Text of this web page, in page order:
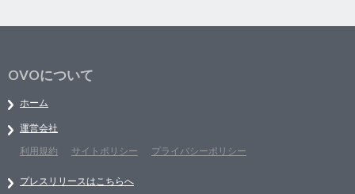
OVOについて
ホーム
運営会社
利用規約
サイトポリシー プライバシーポリシー
プレスリリースはこちらへ